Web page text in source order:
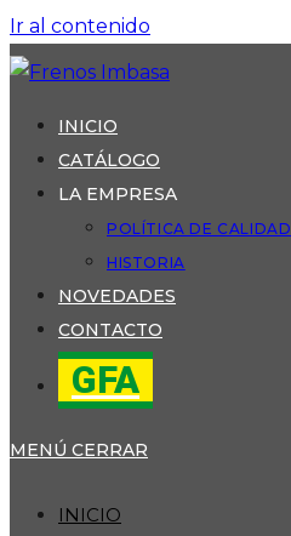
Ir al contenido
INICIO
CATÁLOGO
LA EMPRESA
POLÍTICA DE CALIDAD
HISTORIA
NOVEDADES
CONTACTO
GFA
MENÚ CERRAR
INICIO